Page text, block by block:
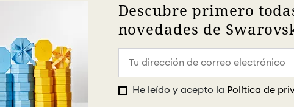
Descubre primero
novedades de
He leído y acepto la Política de